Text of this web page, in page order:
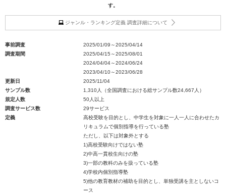
す。
ジャンル・ランキング定義 調査詳細について
事前調査
2025/01/09～2025/04/14
調査期間
2025/04/15～2025/08/01
2024/04/04～2024/06/24
2023/04/10～2023/06/28
更新日
2025/11/04
サンプル数
1,310人（全国調査における総サンプル数24,667人）
規定人数
50人以上
調査サービス数
29サービス
定義
高校受験を目的とし、中学生を対象に一人一人に合わせたカ
リキュラムで個別指導を行っている塾
ただし、以下は対象外とする
1)高校受験向けではない塾
2)中高一貫校生向けの塾
3)一部の教科のみを扱っている塾
4)学校内個別指導塾
5)他の教育教材の補助を目的とし、単独受講を主としないコ
ース